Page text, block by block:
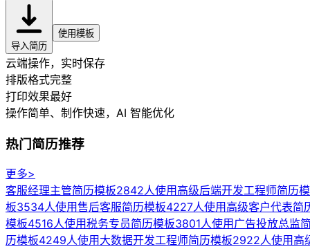
导入简历
使用模板
云端操作，实时保存
排版格式完整
打印效果最好
操作简单、制作快速，AI 智能优化
热门简历推荐
更多>
客服经理主管简历模板2842人使用 高级后端开发工程师简历模
板3534人使用售后客服简历模板4227人使用 高级客户代表简
模板4516人使用税务专员简历模板3801人使用 广告投放总监
历模板4249人使用 大数据开发工程师简历模板2922人使用 高